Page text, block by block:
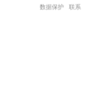
数据保护 联系